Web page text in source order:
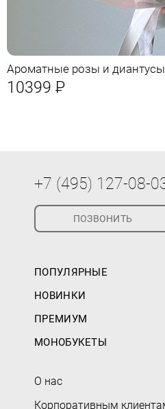
Ароматные розы и диантусы
10399 Р
+7 (495) 127-08-
ПОЗВОНИТЬ
ПОПУЛЯРНЫЕ
НОВИНКИ
ПРЕМИУМ
МОНОБУКЕТЫ
О нас
Корпоративным